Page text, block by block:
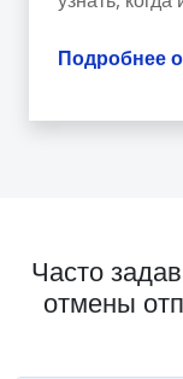
Подробнее
Часто
отмены